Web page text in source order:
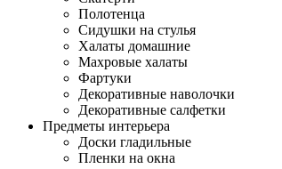
Полотенца
Сидушки на стулья
Халаты домашние
Махровые халаты
Фартуки
Декоративные наволочки
Декоративные салфетки
Предметы интерьера
Доски гладильные
Пленки на окна